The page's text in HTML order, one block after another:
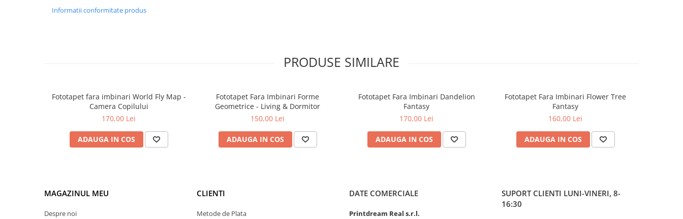
Informatii conformitate produs
PRODUSE SIMILARE
Fototapet fara imbinari World Fly Map -
Camera Copilului
170,00 Lei
ADAUGA IN COS
Fototapet Fara Imbinari Forme
Geometrice - Living & Dormitor
150,00 Lei
ADAUGA IN COS
Fototapet Fara Imbinari Dandelion
Fantasy
170,00 Lei
ADAUGA IN COS
Fototapet Fara Imbinari Flower Tree
Fantasy
160,00 Lei
ADAUGA IN COS
MAGAZINUL MEU
Despre noi
CLIENTI
Metode de Plata
DATE COMERCIALE
Printdream Real s.r.l.
SUPORT CLIENTI LUNI-VINERI, 8-
16:30